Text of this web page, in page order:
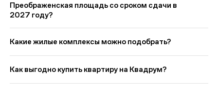
Преображенская площадь со сроком сдачи в
2027 году?
Преображенская площадь со сроком сдачи в 2027 году»
представлено: 2 ЖК. Цены начинаются от 19 509 065 руб.,
минимальная площадь от 27 кв. м. Ипотечный платёж — от
около 577 383 руб., что на 934 руб. выше прошлого месяца.
Какие жилые комплексы можно подобрать?
сроком сдачи в 2027 году», вы найдете проекты от эконом-
до премиум-класса. На страницах ЖК доступны отзывы
жильцов о качестве строительства, интерактивный генплан
Как выгодно купить квартиру на Квадрум?